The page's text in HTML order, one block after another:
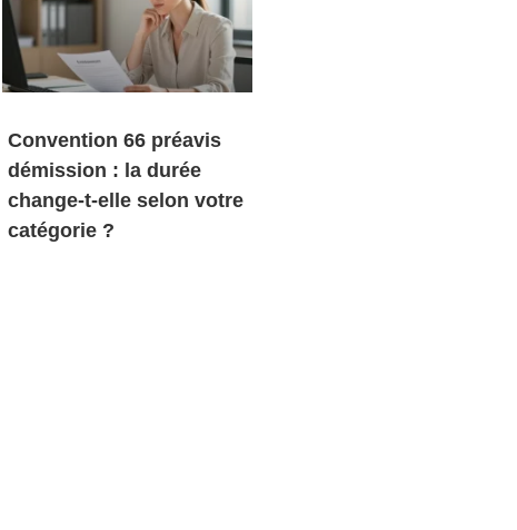
Convention 66 préavis
démission : la durée
change-t-elle selon votre
catégorie ?